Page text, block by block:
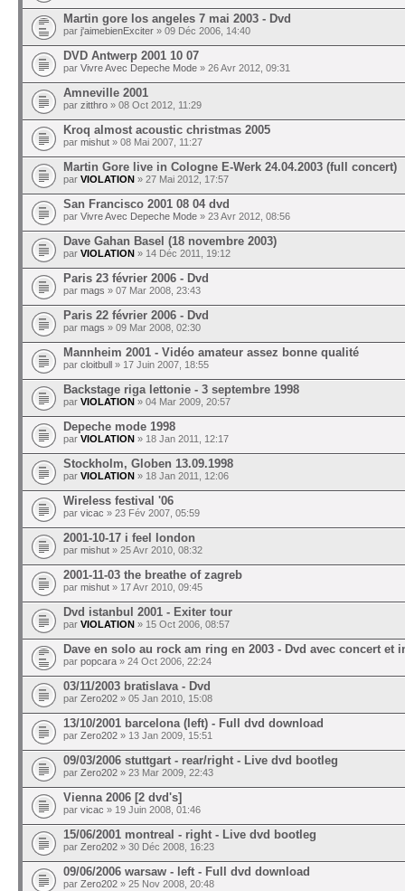
Martin gore los angeles 7 mai 2003 - Dvd
par j'aimebienExciter » 09 Déc 2006, 14:40
DVD Antwerp 2001 10 07
par Vivre Avec Depeche Mode » 26 Avr 2012, 09:31
Amneville 2001
par zitthro » 08 Oct 2012, 11:29
Kroq almost acoustic christmas 2005
par mishut » 08 Mai 2007, 11:27
Martin Gore live in Cologne E-Werk 24.04.2003 (full concert)
par VIOLATION » 27 Mai 2012, 17:57
San Francisco 2001 08 04 dvd
par Vivre Avec Depeche Mode » 23 Avr 2012, 08:56
Dave Gahan Basel (18 novembre 2003)
par VIOLATION » 14 Déc 2011, 19:12
Paris 23 février 2006 - Dvd
par mags » 07 Mar 2008, 23:43
Paris 22 février 2006 - Dvd
par mags » 09 Mar 2008, 02:30
Mannheim 2001 - Vidéo amateur assez bonne qualité
par cloitbull » 17 Juin 2007, 18:55
Backstage riga lettonie - 3 septembre 1998
par VIOLATION » 04 Mar 2009, 20:57
Depeche mode 1998
par VIOLATION » 18 Jan 2011, 12:17
Stockholm, Globen 13.09.1998
par VIOLATION » 18 Jan 2011, 12:06
Wireless festival '06
par vicac » 23 Fév 2007, 05:59
2001-10-17 i feel london
par mishut » 25 Avr 2010, 08:32
2001-11-03 the breathe of zagreb
par mishut » 17 Avr 2010, 09:45
Dvd istanbul 2001 - Exiter tour
par VIOLATION » 15 Oct 2006, 08:57
Dave en solo au rock am ring en 2003 - Dvd avec concert et
par popcara » 24 Oct 2006, 22:24
03/11/2003 bratislava - Dvd
par Zero202 » 05 Jan 2010, 15:08
13/10/2001 barcelona (left) - Full dvd download
par Zero202 » 13 Jan 2009, 15:51
09/03/2006 stuttgart - rear/right - Live dvd bootleg
par Zero202 » 23 Mar 2009, 22:43
Vienna 2006 [2 dvd's]
par vicac » 19 Juin 2008, 01:46
15/06/2001 montreal - right - Live dvd bootleg
par Zero202 » 30 Déc 2008, 16:23
09/06/2006 warsaw - left - Full dvd download
par Zero202 » 25 Nov 2008, 20:48